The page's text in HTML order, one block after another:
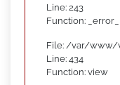
Line: 243
Function:
File: /var/www/
Line: 434
Function: view